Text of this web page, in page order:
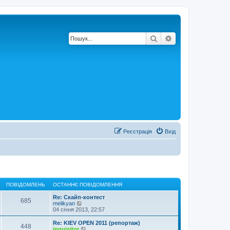
Пошук
Вхід
Реєстрація
ПОВІДОМЛЕНЬ ОСТАННЄ ПОВІДОМЛЕННЯ
685
Re: Скайп-контест
melikyan
е
р
е
г
04 січня 2013, 22:57
448
Re: KIEV OPEN 2011 (репортаж)